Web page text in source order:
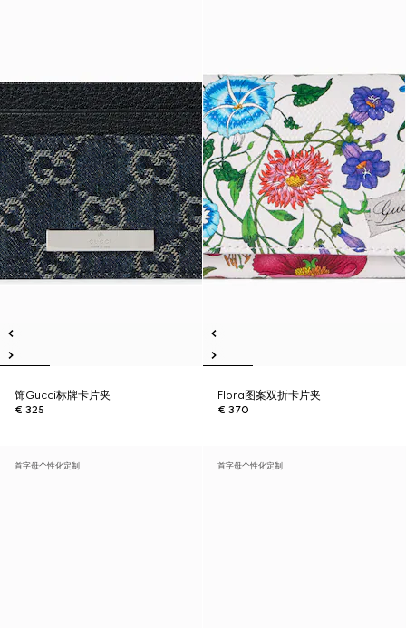
饰Gucci标牌卡片夹
€ 325
Flora图案双折卡片夹
€ 370
首字母个性化定制 首字母个性化定制